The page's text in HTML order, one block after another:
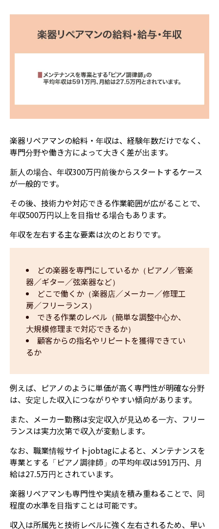
楽器リペアマンの給料・年収は、経験年数だけでなく、
専門分野や働き方によって大きく差が出ます。
新人の場合、年収300万円前後からスタートするケース
が一般的です。
その後、技術力や対応できる作業範囲が広がることで、
年収500万円以上を目指せる場合もあります。
年収を左右する主な要素は次のとおりです。
どの楽器を専門にしているか（ピアノ／管楽
器／ギター／弦楽器など）
どこで働くか（楽器店／メーカー／修理工
房／フリーランス）
できる作業のレベル（簡単な調整中心か、
大規模修理まで対応できるか）
顧客からの指名やリピートを獲得できてい
るか
例えば、ピアノのように単価が高く専門性が明確な分野
は、安定した収入につながりやすい傾向があります。
また、メーカー勤務は安定収入が見込める一方、フリー
ランスは実力次第で収入が変動します。
なお、職業情報サイトjobtagによると、メンテナンスを
専業とする「ピアノ調律師」の平均年収は591万円、月
給は27.5万円とされています。
楽器リペアマンも専門性や実績を積み重ねることで、同
程度の水準を目指すことは可能です。
収入は所属先と技術レベルに強く左右されるため、早い